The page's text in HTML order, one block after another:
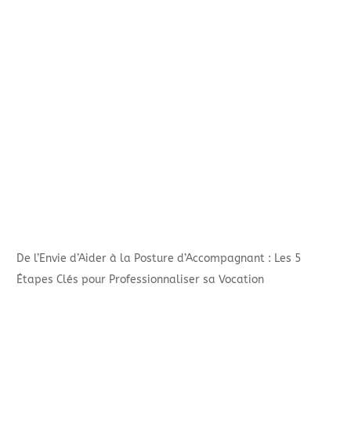
De l’Envie d’Aider à la Posture d’Accompagnant : Les 5
Étapes Clés pour Professionnaliser sa Vocation